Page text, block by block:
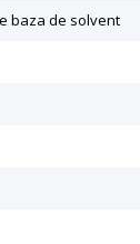
baza de solvent